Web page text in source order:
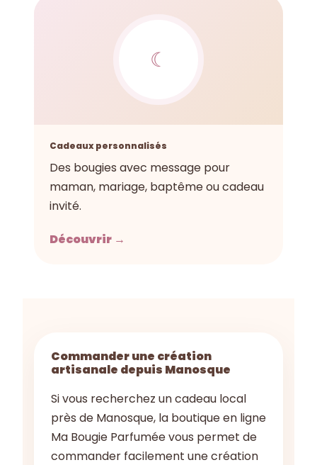
☾
Cadeaux personnalisés
Des bougies avec message pour
maman, mariage, baptême ou cadeau
invité.
Découvrir →
Commander une création
artisanale depuis Manosque
Si vous recherchez un cadeau local
près de Manosque, la boutique en ligne
Ma Bougie Parfumée vous permet de
commander facilement une création